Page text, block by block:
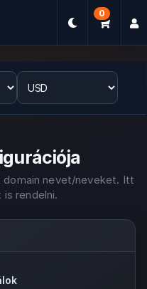
0
domain nevet/neveket. Itt
rendelni.